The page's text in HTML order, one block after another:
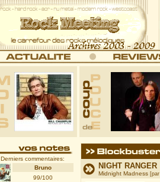
Derniers commentaires:
Bruno
99/100
NIGHT RANGER
Midnight Madness [par